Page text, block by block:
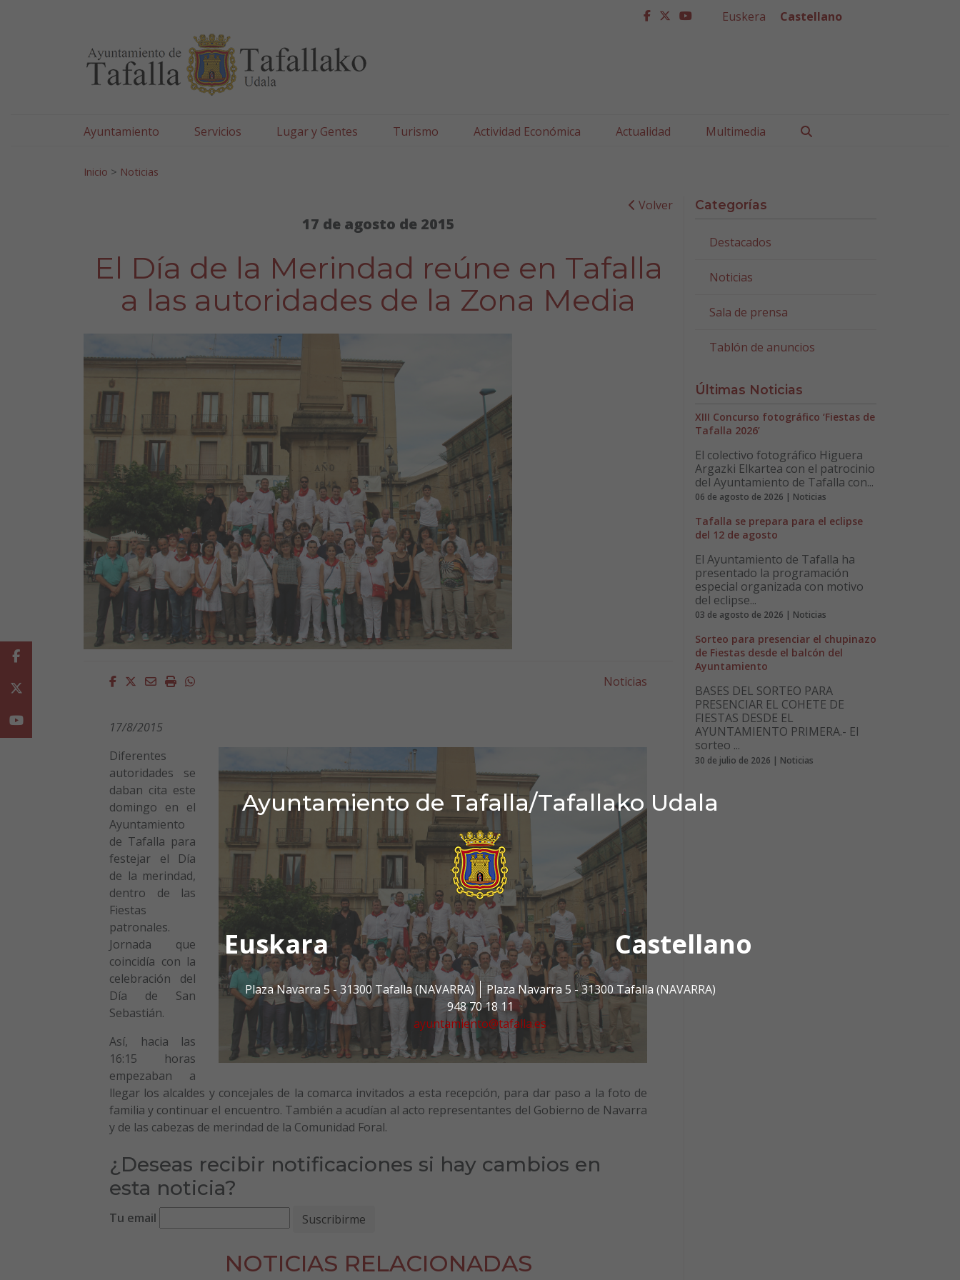
Ayuntamiento de Tafalla/Tafallako Udala
Euskara Castellano
Plaza Navarra 5 - 31300 Tafalla (NAVARRA)
Plaza Navarra 5 - 31300 Tafalla (NAVARRA)
948 70 18 11
ayuntamiento@tafalla.es
facebook
twitter
youtube
Euskera Castellano
Ayuntamiento Servicios Lugar y Gentes Turismo Actividad Económica Actualidad Multimedia
Inicio > Noticias
Volver
17 de agosto de 2015
El Día de la Merindad reúne en Tafalla
a las autoridades de la Zona Media
Facebook
Twitter
EmailImprimirWhatsapp Noticias
17/8/2015
Diferentes
autoridades se
daban cita este
domingo en el
Ayuntamiento
de Tafalla para
festejar el Día
de la merindad,
dentro de las
Fiestas
patronales.
Jornada que
coincidía con la
celebración del
Día de San
Sebastián.
Así, hacia las
16:15 horas
empezaban a
llegar los alcaldes y concejales de la comarca invitados a esta recepción, para dar paso a la foto de
familia y continuar el encuentro. También a acudían al acto representantes del Gobierno de Navarra
y de las cabezas de merindad de la Comunidad Foral.
¿Deseas recibir notificaciones si hay cambios en
esta noticia?
Tu email
NOTICIAS RELACIONADAS
Categorías
Destacados
Noticias
Sala de prensa
Tablón de anuncios
Últimas Noticias
XIII Concurso fotográfico ‘Fiestas de
Tafalla 2026’
El colectivo fotográfico Higuera
Argazki Elkartea con el patrocinio
del Ayuntamiento de Tafalla con...
06 de agosto de 2026 | Noticias
Tafalla se prepara para el eclipse
del 12 de agosto
El Ayuntamiento de Tafalla ha
presentado la programación
especial organizada con motivo
del eclipse...
03 de agosto de 2026 | Noticias
Sorteo para presenciar el chupinazo
de Fiestas desde el balcón del
Ayuntamiento
BASES DEL SORTEO PARA
PRESENCIAR EL COHETE DE
FIESTAS DESDE EL
AYUNTAMIENTO PRIMERA.- El
sorteo ...
30 de julio de 2026 | Noticias
Facebook
Youtube